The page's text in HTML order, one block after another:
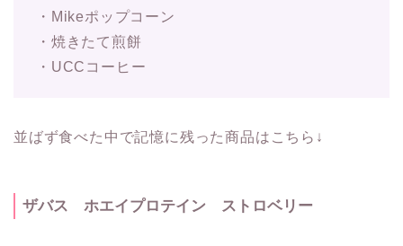
・Mikeポップコーン
・焼きたて煎餅
・UCCコーヒー
並ばず食べた中で記憶に残った商品はこちら↓
ザバス ホエイプロテイン ストロベリー